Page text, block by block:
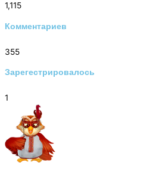
1,115
Комментариев
355
Зарегестрировалось
1